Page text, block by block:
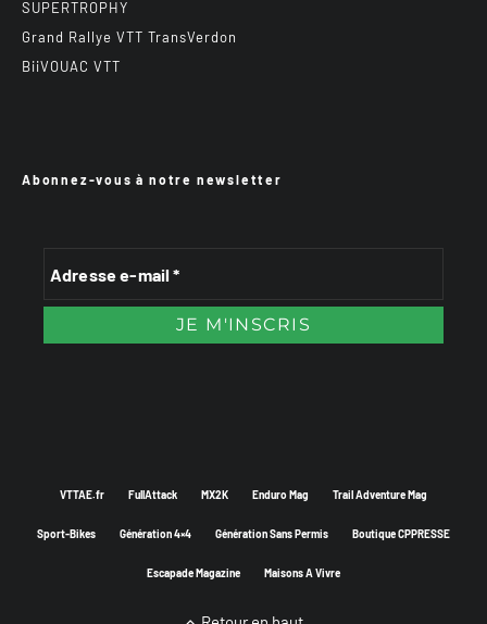
SUPERTROPHY
Grand Rallye VTT TransVerdon
BiiVOUAC VTT
Abonnez-vous à notre newsletter
VTTAE.fr FullAttack MX2K Enduro Mag Trail Adventure Mag
Sport-Bikes Génération 4×4 Génération Sans Permis Boutique CPPRESSE
Escapade Magazine Maisons A Vivre